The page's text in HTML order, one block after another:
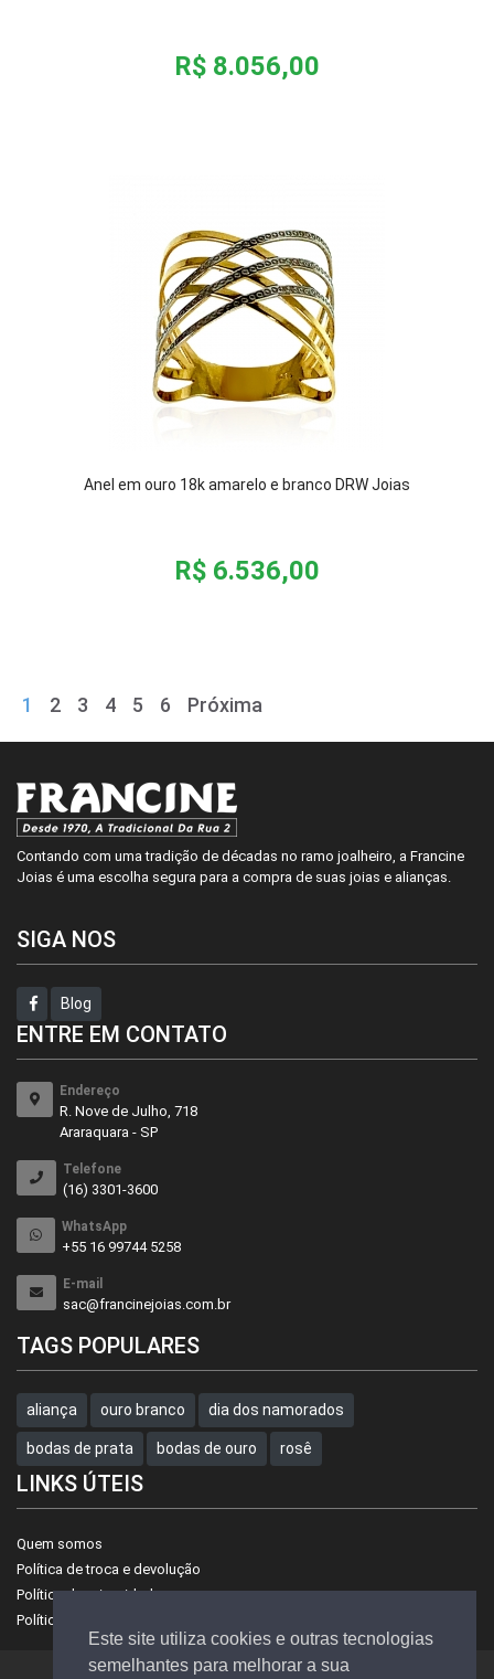
Este site utiliza cookies e outras tecnologias
semelhantes para melhorar a sua
R$ 8.056,00
Anel em ouro 18k amarelo e branco DRW Joias
R$ 6.536,00
1 2 3 4 5 6 Próxima
Contando com uma tradição de décadas no ramo joalheiro, a Francine
Joias é uma escolha segura para a compra de suas joias e alianças.
SIGA NOS
Blog
ENTRE EM CONTATO
Endereço
R. Nove de Julho, 718
Araraquara - SP
Telefone
(16) 3301-3600
WhatsApp
+55 16 99744 5258
E-mail
sac@francinejoias.com.br
TAGS POPULARES
aliança ouro branco dia dos namorados
bodas de prata bodas de ouro rosê
LINKS ÚTEIS
Quem somos
Política de troca e devolução
Política de privacidade
Política de preços